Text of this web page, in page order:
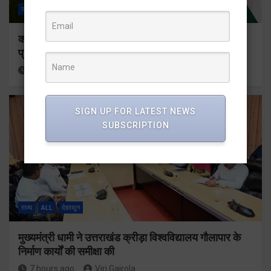
राज्य ALL देहरादून
कॉमनवेल्थ गेम्स 2026 के उत्तराखंड के पदक विजेताओं और
प्रशिक्षकों को मुख्यमंत्री धामी ने किया सम्मानित
7 hours ago
राज्य ALL देहरादून
मुख्यमंत्री धामी ने उत्तराखंड क्रीड़ा विश्वविद्यालय गौलापार के
निर्माण कार्यों की समीक्षा की
7 hours ago Viri Gairola
SIGN UP FOR LATEST NEWS
SUBSCRIPTION